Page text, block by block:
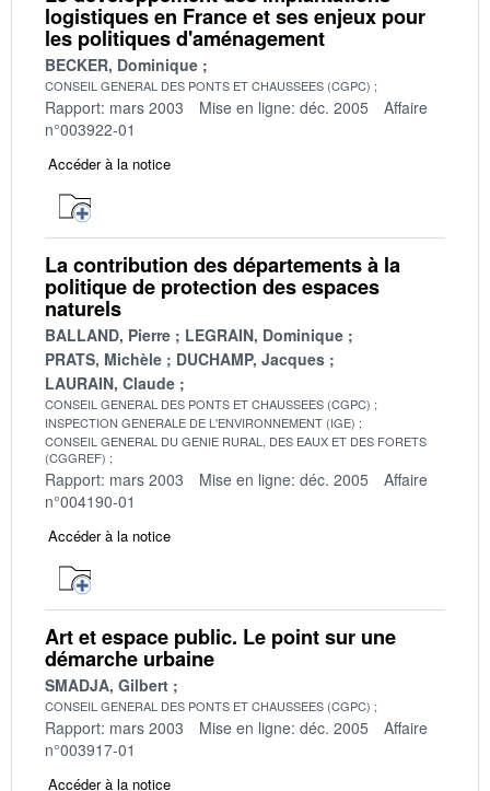
logistiques en France et ses enjeux pour
les politiques d'aménagement
BECKER, Dominique
CONSEIL GENERAL DES PONTS ET CHAUSSEES (CGPC)
Rapport: mars 2003 Mise en ligne: déc. 2005
Affaire
n°003922-01
Accéder à la notice
La contribution des départements à la
politique de protection des espaces
naturels
BALLAND, Pierre
LEGRAIN, Dominique
PRATS, Michèle
DUCHAMP, Jacques
LAURAIN, Claude
CONSEIL GENERAL DES PONTS ET CHAUSSEES (CGPC)
INSPECTION GENERALE DE L'ENVIRONNEMENT (IGE)
CONSEIL GENERAL DU GENIE RURAL, DES EAUX ET DES FORETS
(CGGREF)
Rapport: mars 2003 Mise en ligne: déc. 2005
Affaire
n°004190-01
Accéder à la notice
Art et espace public. Le point sur une
démarche urbaine
SMADJA, Gilbert
CONSEIL GENERAL DES PONTS ET CHAUSSEES (CGPC)
Rapport: mars 2003 Mise en ligne: déc. 2005
Affaire
n°003917-01
Accéder à la notice